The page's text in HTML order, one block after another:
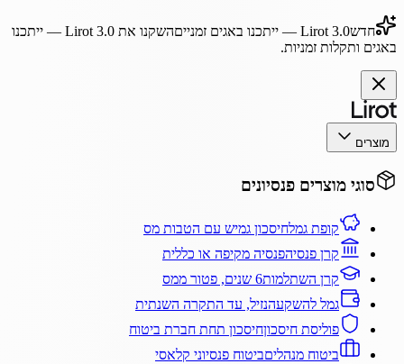
חדשLirot 3.0 — ייתכנו באגים זמנייםהשקנו את Lirot 3.0— ייתכנו
באגים ותקלות זמניות.
מוצרים
סוגי מוצרים פנסיונים
קופת גמלחיסכון גמיש עם הטבות מס
קרן פנסיהפנסיה מקיפה או כללית
קרן השתלמות6 שנים, פטור ממס
גמל להשקעהנזיל, עד התקרה השנתית
פוליסת חיסכוןחיסכון תחת חברת ביטוח
ביטוח מנהליםביטוח פנסיוני קלאסי